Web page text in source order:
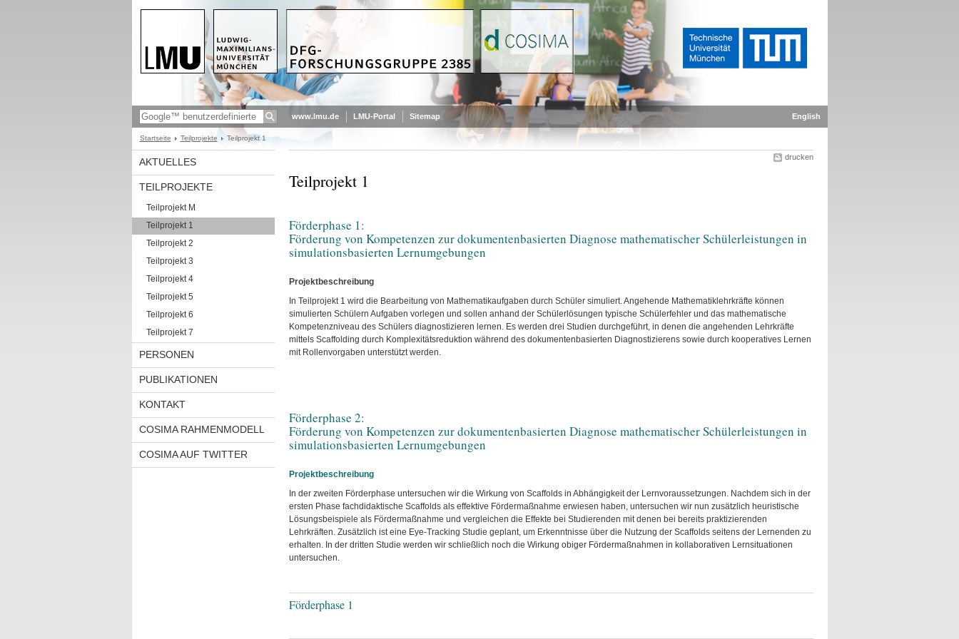
www.lmu.de LMU-Portal Sitemap English
Startseite Teilprojekte Teilprojekt 1
AKTUELLES
TEILPROJEKTE
Teilprojekt M
Teilprojekt 1
Teilprojekt 2
Teilprojekt 3
Teilprojekt 4
Teilprojekt 5
Teilprojekt 6
Teilprojekt 7
PERSONEN
PUBLIKATIONEN
KONTAKT
COSIMA RAHMENMODELL
COSIMA AUF TWITTER
drucken
Teilprojekt 1
Förderphase 1:
Förderung von Kompetenzen zur dokumentenbasierten Diagnose mathematischer Schülerleistungen in
simulationsbasierten Lernumgebungen
Projektbeschreibung
In Teilprojekt 1 wird die Bearbeitung von Mathematikaufgaben durch Schüler simuliert. Angehende Mathematiklehrkräfte können
simulierten Schülern Aufgaben vorlegen und sollen anhand der Schülerlösungen typische Schülerfehler und das mathematische
Kompetenzniveau des Schülers diagnostizieren lernen. Es werden drei Studien durchgeführt, in denen die angehenden Lehrkräfte
mittels Scaffolding durch Komplexitätsreduktion während des dokumentenbasierten Diagnostizierens sowie durch kooperatives Lernen
mit Rollenvorgaben unterstützt werden.
Förderphase 2:
Förderung von Kompetenzen zur dokumentenbasierten Diagnose mathematischer Schülerleistungen in
simulationsbasierten Lernumgebungen
Projektbeschreibung
In der zweiten Förderphase untersuchen wir die Wirkung von Scaffolds in Abhängigkeit der Lernvoraussetzungen. Nachdem sich in der
ersten Phase fachdidaktische Scaffolds als effektive Fördermaßnahme erwiesen haben, untersuchen wir nun zusätzlich heuristische
Lösungsbeispiele als Fördermaßnahme und vergleichen die Effekte bei Studierenden mit denen bei bereits praktizierenden
Lehrkräften. Zusätzlich ist eine Eye-Tracking Studie geplant, um Erkenntnisse über die Nutzung der Scaffolds seitens der Lernenden zu
erhalten. In der dritten Studie werden wir schließlich noch die Wirkung obiger Fördermaßnahmen in kollaborativen Lernsituationen
untersuchen.
Förderphase 1